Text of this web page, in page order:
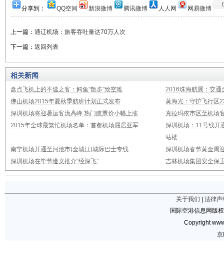
分享到： QQ空间 新浪微博 腾讯微博 人人网 网易微博
上一篇： 通辽机场：旅客吞吐量达70万人次
下一篇： 返回列表
相关新闻
盘点飞机上的不速之客：鳄鱼“散步”致空难
2016珠海航展：交通
佛山机场2015年夏秋季航班计划正式发布
黄海光：守护飞行区
深圳机场将迎暑运客流高峰 热门航票价小幅上涨
克拉玛依市区至机场
2015年全球最繁忙机场名单：首都机场屈居亚军
深圳机场：11号线开
站楼
南宁机场开通至河池市(金城江)城际巴士专线
深圳机场春节黄金周
深圳机场在毕节遵义推介“经深飞”
吉林机场集团安全保
关于我们
法律声
国际空港信息网版
Copyright